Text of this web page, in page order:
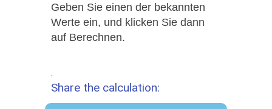
Geben Sie einen der bekannten
Werte ein, und klicken Sie dann
auf Berechnen.
Share the calculation: